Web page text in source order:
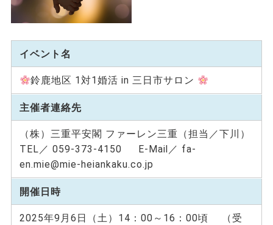
イベント名
鈴鹿地区 1対1婚活 in 三日市サロン
主催者連絡先
（株）三重平安閣 ファーレン三重（担当／下川）
TEL／ 059-373-4150 E-Mail／ fa-
en.mie@mie-heiankaku.co.jp
開催日時
2025年9月6日（土）14：00～16：00頃 （受